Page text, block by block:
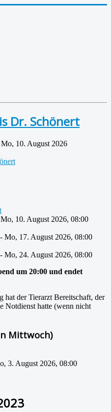
Dr. Schönert
10. August 2026
Mo, 10. August 2026, 08:00
- Mo, 17. August 2026, 08:00
- Mo, 24. August 2026, 08:00
um 20:00 und endet
hat der Tierarzt Bereitschaft, der
Notdienst hatte (wenn nicht
Mittwoch)
3. August 2026, 08:00